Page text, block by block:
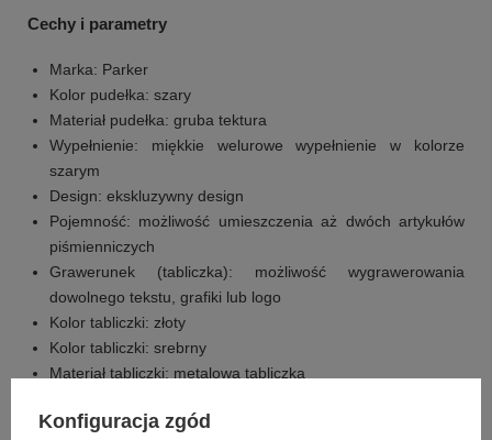
Cechy i parametry
Marka: Parker
Kolor pudełka: szary
Materiał pudełka: gruba tektura
Wypełnienie: miękkie welurowe wypełnienie w kolorze
szarym
Design: ekskluzywny design
Pojemność: możliwość umieszczenia aż dwóch artykułów
piśmienniczych
Grawerunek (tabliczka): możliwość wygrawerowania
dowolnego tekstu, grafiki lub logo
Kolor tabliczki: złoty
Kolor tabliczki: srebrny
Materiał tabliczki: metalowa tabliczka
Wysokość pudełka: 4 cm
Konfiguracja zgód